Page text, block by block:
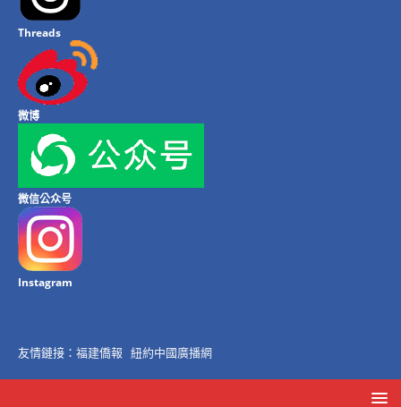
Threads
微博
微信公众号
Instagram
友情鏈接： 福建僑報 紐約中國廣播網